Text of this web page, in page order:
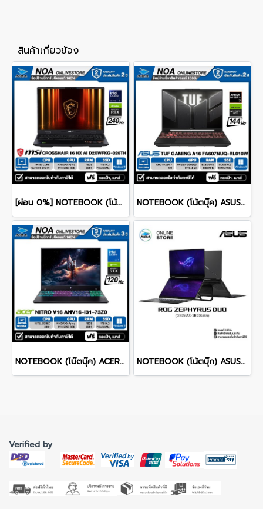
สินค้าเกี่ยวข้อง
[ผ่อน 0%] NOTEBOOK (โน้ตบุ๊ก) MSI CROSSHAIR 16 HX AI D2XWFKG-026TH 16" QHD+ 240Hz/CORE ULTRA 9 275HX/RAM 16GB/SSD 1B/RTX 5060/WINDOWS /11+OFFICE รับประกันศูนย์ไทย 2ปี NOTEBOOK (โน้ตบุ๊ค) ASUS TUF GAMING A16 FA607NUQ-RL010W 16" FHD+ 144Hz/RYZEN 7 170/RAM 8GB/SSD 512GB/RTX4050 รับประกันซ่อมฟรีถึงบ้าน 2ปี
NOTEBOOK (โน๊ตบุ๊ค) ACER NITRO V 16 ANV16-I31-73Z0 16-inch WUXGA/CORE 7 240H/16GB/SSD 1TB/RTX 5060/WINDOWS 11 รับประกันซ่อมฟรีถึงบ้าน 3ปี NOTEBOOK (โน้ตบุ๊ก) ASUS ROG ZEPHYRUS DUO 16 GX651AX-SR006WA 16" 3K OLED 120Hz Touchscreen/ULTRA 9 386H/64GB/SSD 2TB/RTX 5090/WINDOWS 11+MS OFFICE รับประกันศูนย์ไทย 3ปี
Verified by